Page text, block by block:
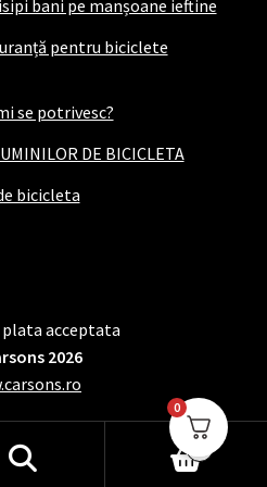
bani pe manșoane ieftine
pentru biciclete
se potrivesc?
DE BICICLETA
bicicleta
2026
0